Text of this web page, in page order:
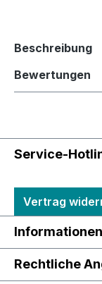
Beschreibung
Bewertungen
Service-
Vertrag
Informationen
Rechtliche